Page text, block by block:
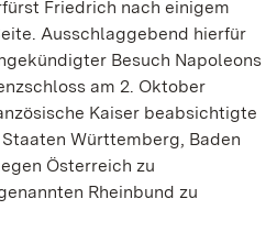
Friedrich nach einigem
Ausschlaggebend hierfür
Besuch Napoleons
am 2. Oktober
Kaiser beabsichtigte
Württemberg, Baden
Österreich zu
Rheinbund zu